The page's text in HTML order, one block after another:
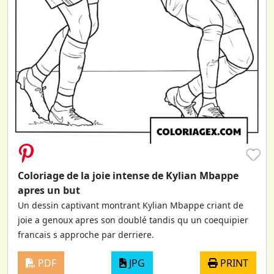
♥
Coloriage de la joie intense de Kylian Mbappe
apres un but
Un dessin captivant montrant Kylian Mbappe criant de
joie a genoux apres son doublé tandis qu un coequipier
francais s approche par derriere.
PDF JPG PRINT